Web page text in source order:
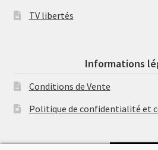
TV libertés
Informations
Conditions de Vente
Politique de confidentialité et